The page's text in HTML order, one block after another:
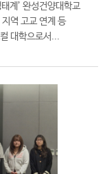
계’ 완성건양대학교
역 고교 연계 등
대학으로서...